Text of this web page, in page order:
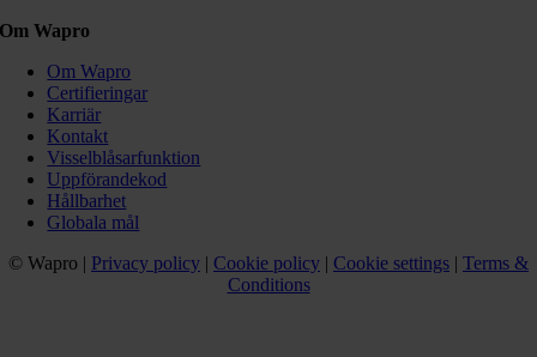
Om Wapro
Om Wapro
Certifieringar
Karriär
Kontakt
Visselblåsarfunktion
Uppförandekod
Hållbarhet
Globala mål
© Wapro | Privacy policy | Cookie policy | Cookie settings | Terms &
Conditions